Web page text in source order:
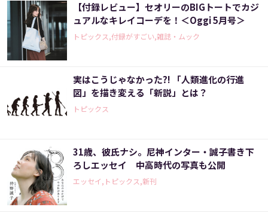
【付録レビュー】セオリーのBIGトートでカジ
ュアルなキレイコーデを！＜Oggi 5月号＞
トピックス,付録がすごい,雑誌・ムック
実はこうじゃなかった?! 「人類進化の行進
図」を描き変える「新説」とは？
トピックス
31歳、彼氏ナシ。尼神インター・誠子書き下
ろしエッセイ 中高時代の写真も公開
エッセイ,トピックス,新刊